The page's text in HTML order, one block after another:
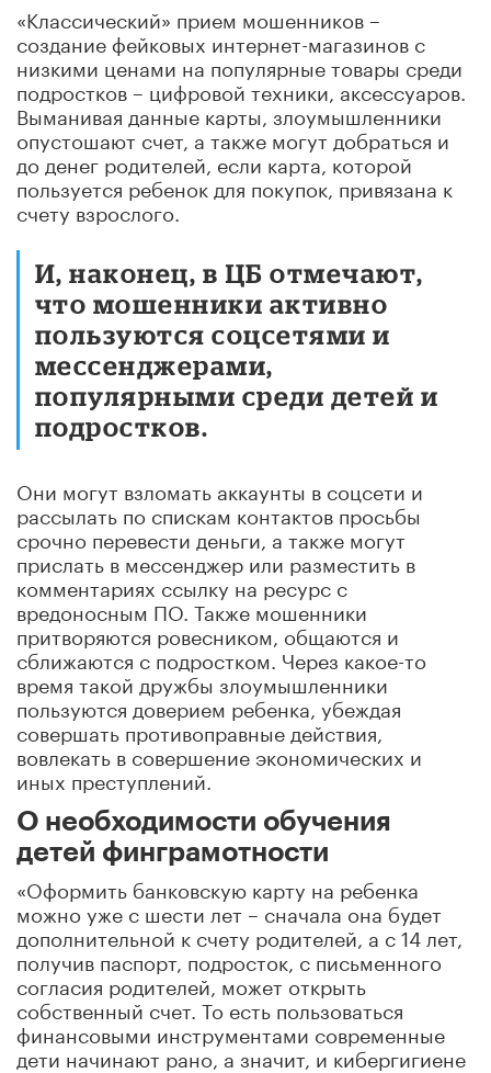
«Классический» прием мошенников –
создание фейковых интернет-магазинов с
низкими ценами на популярные товары среди
подростков – цифровой техники, аксессуаров.
Выманивая данные карты, злоумышленники
опустошают счет, а также могут добраться и
до денег родителей, если карта, которой
пользуется ребенок для покупок, привязана к
счету взрослого.
И, наконец, в ЦБ отмечают,
что мошенники активно
пользуются соцсетями и
мессенджерами,
популярными среди детей и
подростков.
Они могут взломать аккаунты в соцсети и
рассылать по спискам контактов просьбы
срочно перевести деньги, а также могут
прислать в мессенджер или разместить в
комментариях ссылку на ресурс с
вредоносным ПО. Также мошенники
притворяются ровесником, общаются и
сближаются с подростком. Через какое-то
время такой дружбы злоумышленники
пользуются доверием ребенка, убеждая
совершать противоправные действия,
вовлекать в совершение экономических и
иных преступлений.
О необходимости обучения
детей финграмотности
«Оформить банковскую карту на ребенка
можно уже с шести лет – сначала она будет
дополнительной к счету родителей, а с 14 лет,
получив паспорт, подросток, с письменного
согласия родителей, может открыть
собственный счет. То есть пользоваться
финансовыми инструментами современные
дети начинают рано, а значит, и кибергигиене